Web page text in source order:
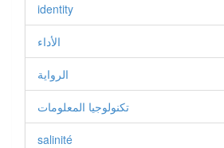
identity
الأداء
الرواية
تكنولوجيا المعلومات
salinité